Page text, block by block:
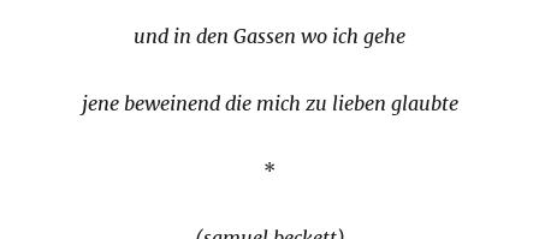
und in den Gassen wo ich gehe
jene beweinend die mich zu lieben glaubte
*